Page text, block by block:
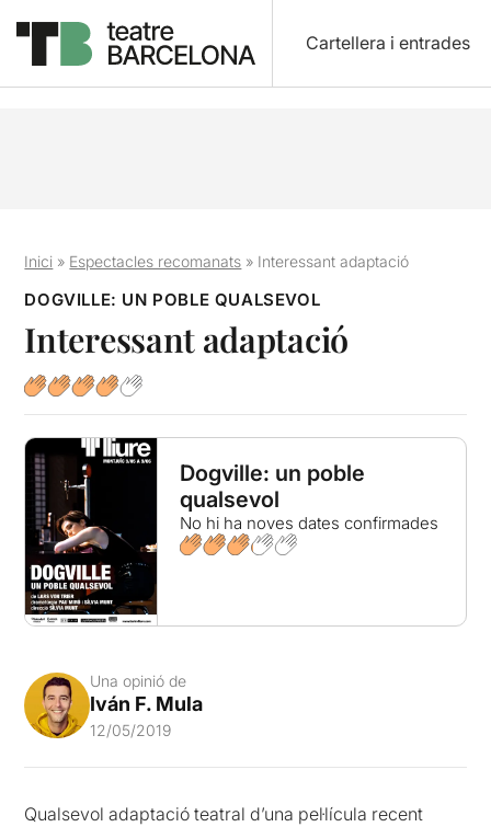
Cartellera i entrades
Inici » Espectacles recomanats » Interessant adaptació
DOGVILLE: UN POBLE QUALSEVOL
Interessant adaptació
Dogville: un poble
qualsevol
No hi ha noves dates confirmades
Una opinió de
Iván F. Mula
12/05/2019
Qualsevol adaptació teatral d’una pel·lícula recent